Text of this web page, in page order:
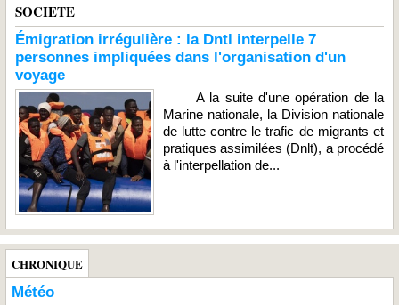
SOCIETE
Émigration irrégulière : la Dntl interpelle 7
personnes impliquées dans l'organisation d'un
voyage
A la suite d'une opération de la
Marine nationale, la Division nationale
de lutte contre le trafic de migrants et
pratiques assimilées (Dnlt), a procédé
à l'interpellation de...
CHRONIQUE
Météo